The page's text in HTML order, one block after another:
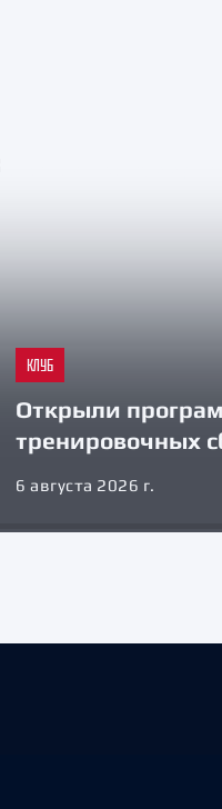
КЛУБ
Открыли
тренировочных
6 августа 2026 г.